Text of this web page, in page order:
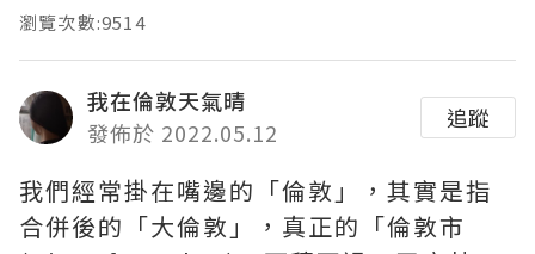
瀏覽次數:9514
我在倫敦天氣晴
發佈於 2022.05.12
追蹤
我們經常掛在嘴邊的「倫敦」，其實是指
合併後的「大倫敦」，真正的「倫敦市